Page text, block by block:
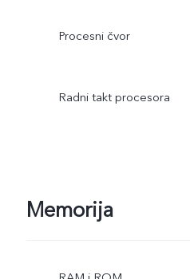
Procesni čvor
Radni takt procesora
Memorija